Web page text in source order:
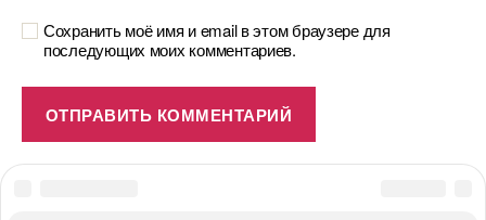
Сохранить моё имя и email в этом браузере для
последующих моих комментариев.